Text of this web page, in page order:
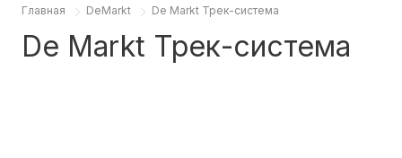
Главная DeMarkt De Markt Трек-система
De Markt Трек-система